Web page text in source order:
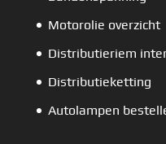
Motorolie overzicht
Distributieriem
Distributieketting
Autolampen